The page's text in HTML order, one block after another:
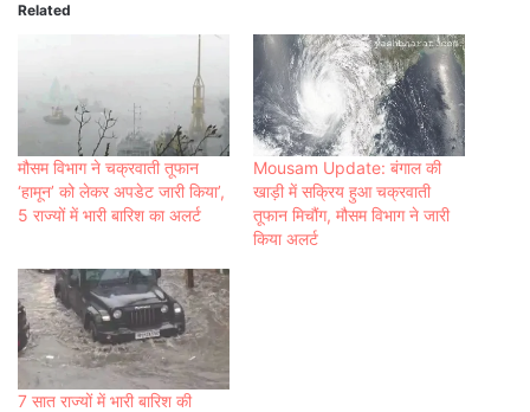
Related
मौसम विभाग ने चक्रवाती तूफान
‘हामून’ को लेकर अपडेट जारी किया’,
5 राज्यों में भारी बारिश का अलर्ट
Mousam Update: बंगाल की
खाड़ी में सक्रिय हुआ चक्रवाती
तूफान मिचौंग, मौसम विभाग ने जारी
किया अलर्ट
7 सात राज्यों में भारी बारिश की